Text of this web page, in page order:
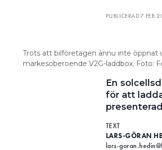
PUBLICERAD7 FEB
Trots att bilföretagen ännu inte öppnat
märkesoberoende V2G-laddbox. Foto:
En
för att
TEXT
LARS-GÖRAN
lars-